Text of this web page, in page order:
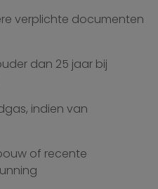
verplichte documenten
dan 25 jaar bij
indien van
of recente